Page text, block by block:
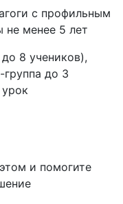
с профильным
не менее 5 лет
8 учеников),
до 3
и помогите